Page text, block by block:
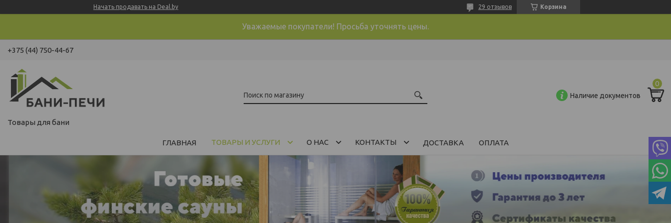
Начать продавать на Deal.by Корзина
29 отзывов
Уважаемые покупатели! Просьба уточнять цены.
+375 (44) 750-44-67
Товары для бани
Наличие документов
ГЛАВНАЯ ТОВАРЫ И УСЛУГИ О НАС КОНТАКТЫ ДОСТАВКА ОПЛАТА